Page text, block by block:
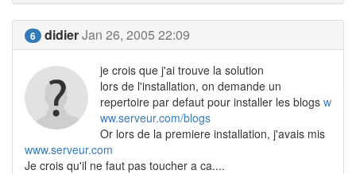
6 didierJan 26, 2005 22:09
je crois que j'ai trouve la solution
lors de l'installation, on demande un
repertoire par defaut pour installer les blogs w
ww.serveur.com/blogs
Or lors de la premiere installation, j'avais mis
www.serveur.com
Je crois qu'il ne faut pas toucher a ca....